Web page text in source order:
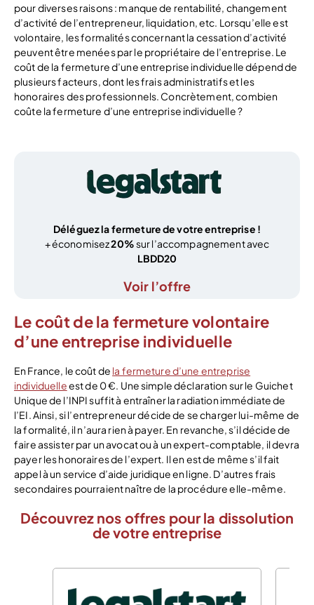
pour diverses raisons : manque de rentabilité, changement
d’activité de l’entrepreneur, liquidation, etc. Lorsqu’elle est
volontaire, les formalités concernant la cessation d’activité
peuvent être menées par le propriétaire de l’entreprise. Le
coût de la fermeture d’une entreprise individuelle dépend de
plusieurs facteurs, dont les frais administratifs et les
honoraires des professionnels. Concrètement, combien
coûte la fermeture d’une entreprise individuelle ?
Déléguez la fermeture de votre entreprise !
+ économisez20%sur l’accompagnement avec
LBDD20
Voir l’offre
Le coût de la fermeture volontaire
d’une entreprise individuelle
En France, le coût de la fermeture d’une entreprise
individuelleest de 0 €. Une simple déclaration sur le Guichet
Unique de l’INPI suffit à entraîner la radiation immédiate de
l’EI. Ainsi, si l’entrepreneur décide de se charger lui-même de
la formalité, il n’aura rien à payer. En revanche, s’il décide de
faire assister par un avocat ou à un expert-comptable, il devra
payer les honoraires de l’expert. Il en est de même s’il fait
appel à un service d’aide juridique en ligne. D’autres frais
secondaires pourraient naître de la procédure elle-même.
Découvrez nos offres pour la dissolution
de votre entreprise